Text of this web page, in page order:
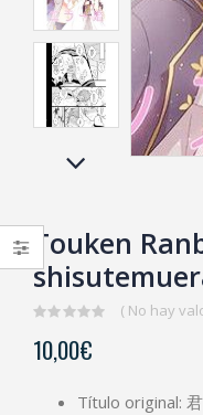
Touken
out
of
( No hay
10,00€
Título original: